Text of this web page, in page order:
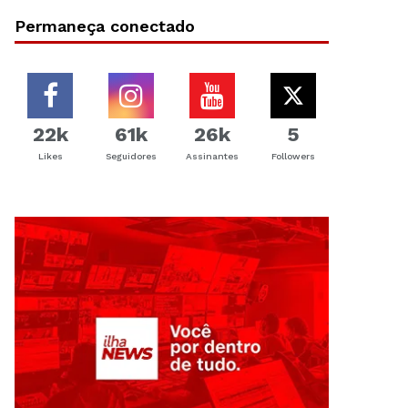
Permaneça conectado
22k
Likes
61k
Seguidores
26k
Assinantes
5
Followers